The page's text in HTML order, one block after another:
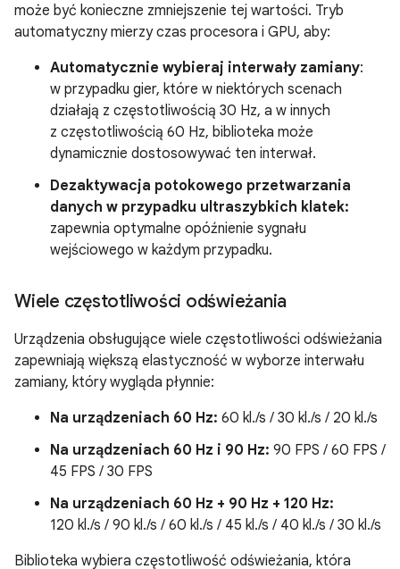
może być konieczne zmniejszenie tej wartości. Tryb
automatyczny mierzy czas procesora i GPU, aby:
Automatycznie wybieraj interwały zamiany:
w przypadku gier, które w niektórych scenach
działają z częstotliwością 30 Hz, a w innych
z częstotliwością 60 Hz, biblioteka może
dynamicznie dostosowywać ten interwał.
Dezaktywacja potokowego przetwarzania
danych w przypadku ultraszybkich klatek:
zapewnia optymalne opóźnienie sygnału
wejściowego w każdym przypadku.
Wiele częstotliwości odświeżania
Urządzenia obsługujące wiele częstotliwości odświeżania
zapewniają większą elastyczność w wyborze interwału
zamiany, który wygląda płynnie:
Na urządzeniach 60 Hz: 60 kl./s / 30 kl./s / 20 kl./s
Na urządzeniach 60 Hz i 90 Hz: 90 FPS / 60 FPS /
45 FPS / 30 FPS
Na urządzeniach 60 Hz + 90 Hz + 120 Hz:
120 kl./s / 90 kl./s / 60 kl./s / 45 kl./s / 40 kl./s / 30 kl./s
Biblioteka wybiera częstotliwość odświeżania, która